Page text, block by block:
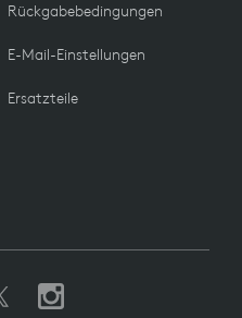
Rückgabebedingungen
E-Mail-Einstellungen
Ersatzteile